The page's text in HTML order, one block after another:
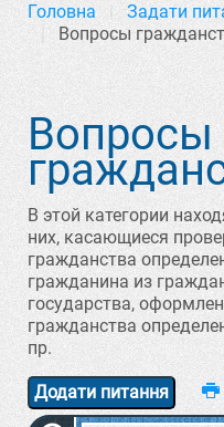
Головна
Задати
Вопросы
Вопросы
В этой категории
них, касающиеся
гражданства
гражданина из
государства,
гражданства
пр.
Додати питання